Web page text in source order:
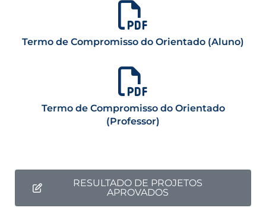
Termo de Compromisso do Orientado (Aluno)
Termo de Compromisso do Orientado
(Professor)
RESULTADO DE PROJETOS
APROVADOS